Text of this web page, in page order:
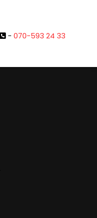
-070-593 24 33